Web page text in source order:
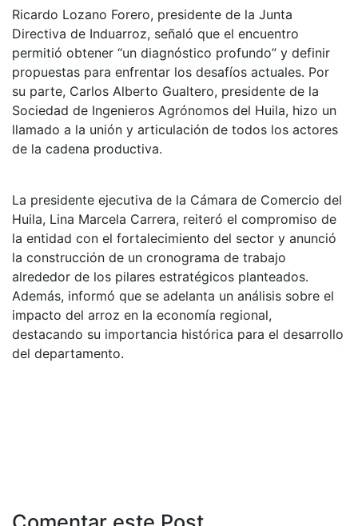
Ricardo Lozano Forero, presidente de la Junta
Directiva de Induarroz, señaló que el encuentro
permitió obtener “un diagnóstico profundo” y definir
propuestas para enfrentar los desafíos actuales. Por
su parte, Carlos Alberto Gualtero, presidente de la
Sociedad de Ingenieros Agrónomos del Huila, hizo un
llamado a la unión y articulación de todos los actores
de la cadena productiva.
La presidente ejecutiva de la Cámara de Comercio del
Huila, Lina Marcela Carrera, reiteró el compromiso de
la entidad con el fortalecimiento del sector y anunció
la construcción de un cronograma de trabajo
alrededor de los pilares estratégicos planteados.
Además, informó que se adelanta un análisis sobre el
impacto del arroz en la economía regional,
destacando su importancia histórica para el desarrollo
del departamento.